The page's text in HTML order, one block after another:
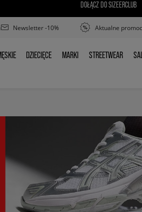
DOŁĄCZ DO SIZEERCLUB
Newsletter -10% Aktualne
DZIECIĘCE
DZIECIĘCE MARKI
MARKI STREETWEAR
STREETWEAR